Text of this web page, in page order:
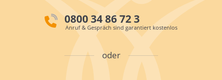
0800 34 86 72 3
Anruf & Gespräch sind garantiert kostenlos
oder